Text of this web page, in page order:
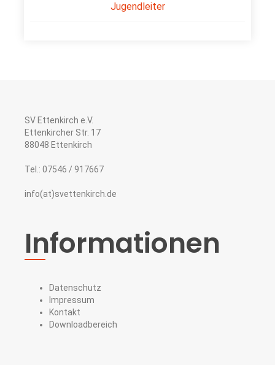
Jugendleiter
SV Ettenkirch e.V.
Ettenkircher Str. 17
88048 Ettenkirch
Tel.: 07546 / 917667
info(at)svettenkirch.de
Informationen
Datenschutz
Impressum
Kontakt
Downloadbereich